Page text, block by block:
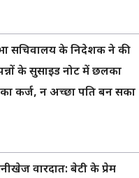
सचिवालय के निदेशक ने की
के सुसाइड नोट में छलका
कर्ज, न अच्छा पति बन सका
वारदात: बेटी के प्रेम